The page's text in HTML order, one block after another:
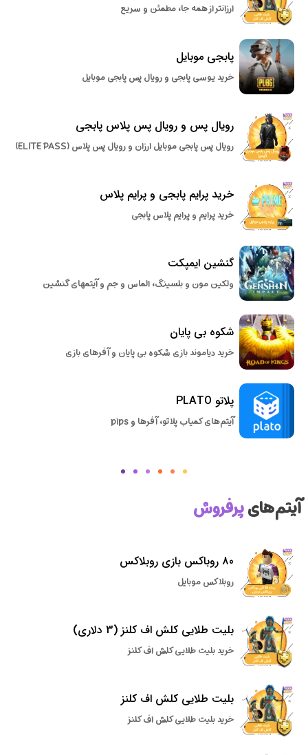
ارزانتر از همه جا، مطمئن و سریع
پابجی موبایل
خرید یوسی پابجی و رویال پس پابجی موبایل
رویال پس و رویال پس پلاس پابجی
رویال پس پابجی موبایل ارزان و رویال پس پلاس (ELITE PASS)
خرید پرایم پابجی و پرایم پلاس
خرید پرایم و پرایم پلاس پابجی
گنشین ایمپکت
ولکین مون و بلسینگ، الماس و جم و آیتمهای گنشین
شکوه بی پایان
خرید دیاموند بازی شکوه بی پایان و آفرهای بازی
پلاتو PLATO
آیتم‌های کمیاب پلاتو، آفرها و pips
آیتم‌هایپرفروش
80 روباکس بازی روبلاکس
روبلاکس موبایل
بلیت طلایی کلش اف کلنز (3 دلاری)
خرید بلیت طلایی کلش اف کلنز
بلیت طلایی کلش اف کلنز
خرید بلیت طلایی کلش اف کلنز